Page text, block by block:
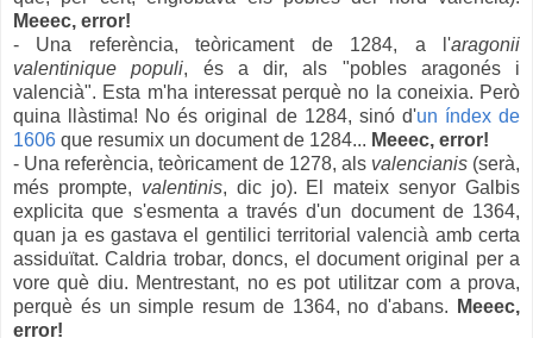
Meeec, error!
- Una referència, teòricament de 1284, a l'aragonii
valentinique populi, és a dir, als "pobles aragonés i
valencià". Esta m'ha interessat perquè no la coneixia. Però
quina llàstima! No és original de 1284, sinó d'un índex de
1606 que resumix un document de 1284... Meeec, error!
- Una referència, teòricament de 1278, als valencianis (serà,
més prompte, valentinis, dic jo). El mateix senyor Galbis
explicita que s'esmenta a través d'un document de 1364,
quan ja es gastava el gentilici territorial valencià amb certa
assiduïtat. Caldria trobar, doncs, el document original per a
vore què diu. Mentrestant, no es pot utilitzar com a prova,
perquè és un simple resum de 1364, no d'abans.
Meeec,
error!